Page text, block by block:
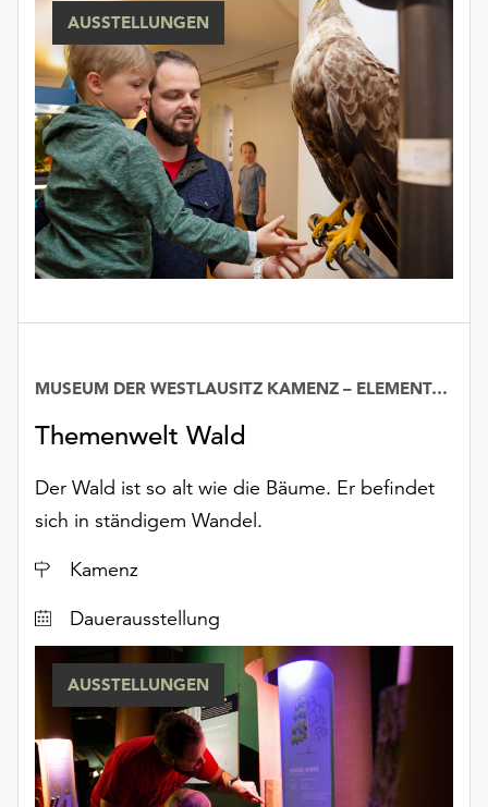
AUSSTELLUNGEN
Themenwelt Wald
MUSEUM DER WESTLAUSITZ KAMENZ – ELEMENTARIUM
Der Wald ist so alt wie die Bäume. Er befindet
sich in ständigem Wandel.
Ort
Kamenz
Datum
Dauerausstellung
AUSSTELLUNGEN